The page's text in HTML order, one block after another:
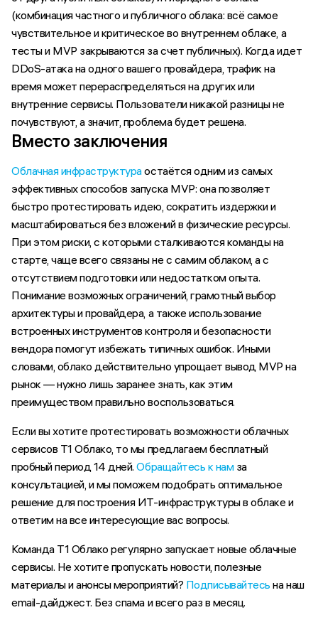
(комбинация частного и публичного облака: всё самое
чувствительное и критическое во внутреннем облаке, а
тесты и MVP закрываются за счет публичных). Когда идет
DDoS-атака на одного вашего провайдера, трафик на
время может перераспределяться на других или
внутренние сервисы. Пользователи никакой разницы не
почувствуют, а значит, проблема будет решена.
Вместо заключения
Облачная инфраструктураостаётся одним из самых
эффективных способов запуска MVP: она позволяет
быстро протестировать идею, сократить издержки и
масштабироваться без вложений в физические ресурсы.
При этом риски, с которыми сталкиваются команды на
старте, чаще всего связаны не с самим облаком, а с
отсутствием подготовки или недостатком опыта.
Понимание возможных ограничений, грамотный выбор
архитектуры и провайдера, а также использование
встроенных инструментов контроля и безопасности
вендора помогут избежать типичных ошибок. Иными
словами, облако действительно упрощает вывод MVP на
рынок — нужно лишь заранее знать, как этим
преимуществом правильно воспользоваться.
Если вы хотите протестировать возможности облачных
сервисов Т1 Облако, то мы предлагаем бесплатный
пробный период 14 дней.Обращайтесь к намза
консультацией, и мы поможем подобрать оптимальное
решение для построения ИТ-инфраструктуры в облаке и
ответим на все интересующие вас вопросы.
Команда Т1 Облако регулярно запускает новые облачные
сервисы. Не хотите пропускать новости, полезные
материалы и анонсы мероприятий? Подписывайтесь на наш
email-дайджест. Без спама и всего раз в месяц.